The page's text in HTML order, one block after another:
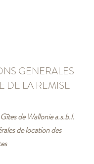
GENERALES
DE LA REMISE
de Wallonie a.s.b.l.
de location des